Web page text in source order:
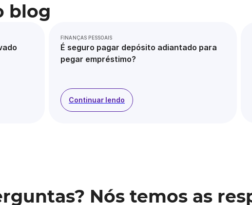
blog
FINANÇAS PESSOAIS
É seguro pagar depósito adiantado para
pegar empréstimo?
Continuar lendo
Nós temos as